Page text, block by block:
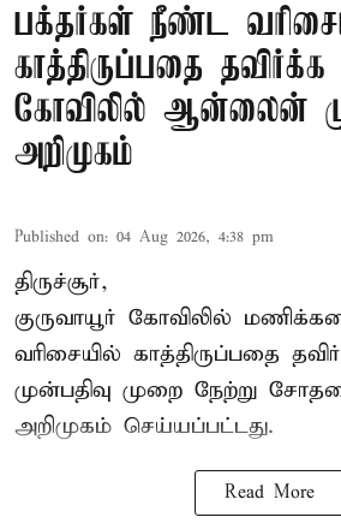
பக்தர்கள் நீண்ட
காத்திருப்பதை தவிர்க்க
கோவிலில் ஆன்லைன்
அறிமுகம்
Published on: 04 Aug 2026, 4:38 pm
திருச்சூர்,
குருவாயூர் கோவிலில்
வரிசையில் காத்திருப்பதை
முன்பதிவு முறை நேற்று
அறிமுகம் செய்யப்பட்டது.
Read More